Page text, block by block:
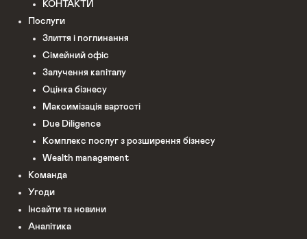
КОНТАКТИ
Послуги
Злиття і поглинання
Сімейний офіс
Залучення капіталу
Оцінка бізнесу
Максимізація вартості
Due Diligence
Комплекс послуг з розширення бізнесу
Wealth management
Команда
Угоди
Інсайти та новини
Аналітика